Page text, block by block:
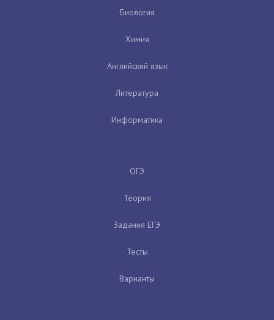
Биология
Химия
Английский язык
Литература
Информатика
ОГЭ
Теория
Задания ЕГЭ
Тесты
Варианты